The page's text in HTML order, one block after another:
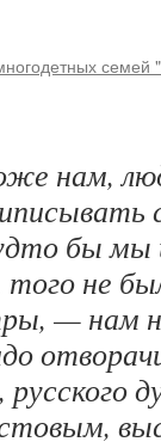
нам,
бы мы
не
— нам
русского